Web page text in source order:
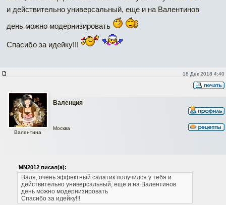
и действительно универсальный, еще и на Валентинов
день можно модернизировать
Спасибо за идейку!!!
18 Дек 2018 4:40
Валенция
Валентина
Москва
MN2012 писал(а):
Валя, очень эффектный салатик получился у тебя и
действительно универсальный, еще и на Валентинов
день можно модернизировать
Спасибо за идейку!!!